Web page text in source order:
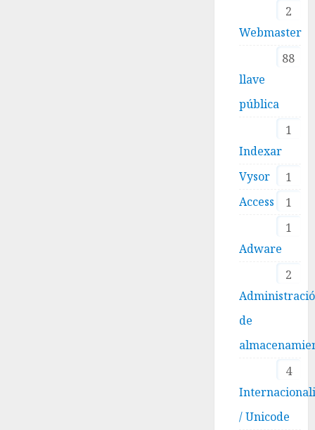
2
Webmaster
88
llave
pública
1
Indexar
1
Vysor
1
Access
1
Adware
2
de
4
/ Unicode